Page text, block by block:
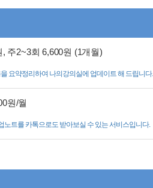
주2~3회 6,600원 (1개월)
요약정리하여 나의강의실에 업데이트 해 드립니다.
원/월
노트를 카톡으로도 받아보실 수 있는 서비스입니다.